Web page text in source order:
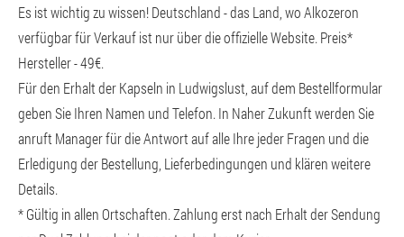
Es ist wichtig zu wissen! Deutschland - das Land, wo Alkozeron
verfügbar für Verkauf ist nur über die offizielle Website. Preis*
Hersteller - 49€.
Für den Erhalt der Kapseln in Ludwigslust, auf dem Bestellformular
geben Sie Ihren Namen und Telefon. In Naher Zukunft werden Sie
anruft Manager für die Antwort auf alle Ihre jeder Fragen und die
Erledigung der Bestellung, Lieferbedingungen und klären weitere
Details.
* Gültig in allen Ortschaften. Zahlung erst nach Erhalt der Sendung